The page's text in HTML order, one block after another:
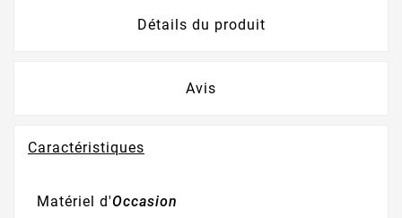
Détails du produit
Avis
Caractéristiques
Matériel d'Occasion